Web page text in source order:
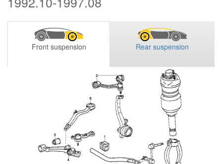
Front suspension Rear suspension